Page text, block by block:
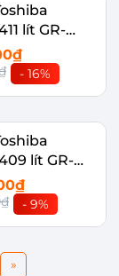
lít GR-
PMV(58)-
- 16%
lít GR-
PMV(06)-
- 9%
»